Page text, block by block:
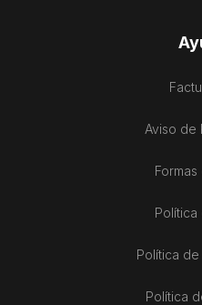
Aviso de
Política
Política
Política